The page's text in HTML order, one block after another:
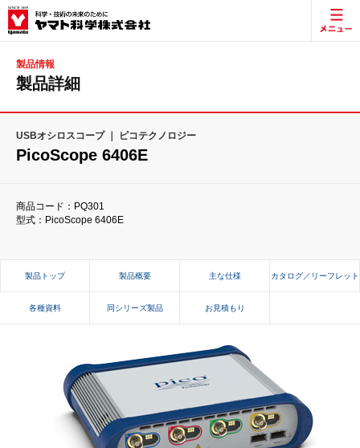
製品情報
製品詳細
USBオシロスコープ ｜ ピコテクノロジー
PicoScope 6406E
商品コード：PQ301
型式：PicoScope 6406E
製品トップ 製品概要 主な仕様 カタログ／リーフレット
各種資料 同シリーズ製品 お見積もり